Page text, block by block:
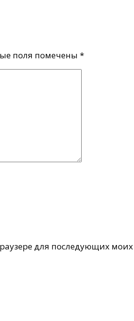
поля помечены *
для последующих